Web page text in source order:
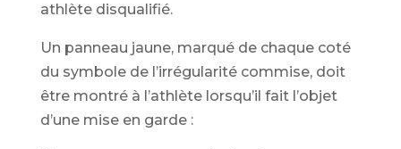
athlète disqualifié.
Un panneau jaune, marqué de chaque coté
du symbole de l’irrégularité commise, doit
être montré à l’athlète lorsqu’il fait l’objet
d’une mise en garde :